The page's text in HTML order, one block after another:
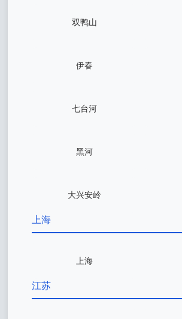
双鸭山
伊春
七台河
黑河
大兴安岭
上海
上海
江苏